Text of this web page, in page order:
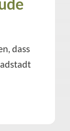
dass